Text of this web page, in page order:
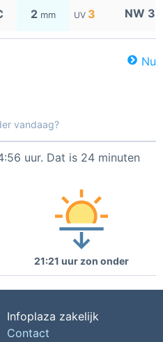
2 mm UV 3 NW 3
Nu
vandaag?
uur. Dat is 24 minuten
21:21 uur zon onder
Infoplaza zakelijk
Contact